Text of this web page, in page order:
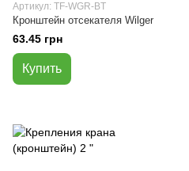
Артикул: TF-WGR-BT
Кронштейн отсекателя Wilger
63.45 грн
Купить